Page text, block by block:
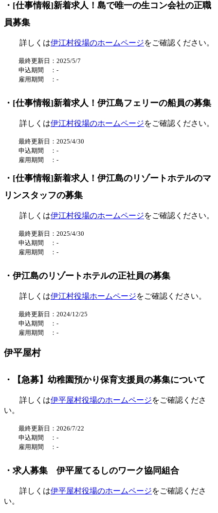
・[仕事情報]新着求人！島で唯一の生コン会社の正職
員募集
詳しくは伊江村役場のホームページをご確認ください。
最終更新日：2025/5/7
申込期間 ： -
雇用期間 ： -
・[仕事情報]新着求人！伊江島フェリーの船員の募集
詳しくは伊江村役場のホームページをご確認ください。
最終更新日：2025/4/30
申込期間 ： -
雇用期間 ： -
・[仕事情報]新着求人！伊江島のリゾートホテルのマ
リンスタッフの募集
詳しくは伊江村役場のホームページをご確認ください。
最終更新日：2025/4/30
申込期間 ： -
雇用期間 ： -
・伊江島のリゾートホテルの正社員の募集
詳しくは伊江村役場ホームページをご確認ください。
最終更新日：2024/12/25
申込期間 ：‐
雇用期間 ： -
伊平屋村
・【急募】幼稚園預かり保育支援員の募集について
詳しくは伊平屋村役場のホームページをご確認くださ
い。
最終更新日：2026/7/22
申込期間 ：-
雇用期間 ： -
・求人募集 伊平屋てるしのワーク協同組合
詳しくは伊平屋村役場のホームページをご確認くださ
い。